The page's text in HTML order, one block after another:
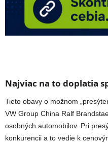
Najviac na to doplatia
Tieto obavy o možnom
VW Group China Ralf
osobných automobilov. Pri
konkurencii a to vedie k